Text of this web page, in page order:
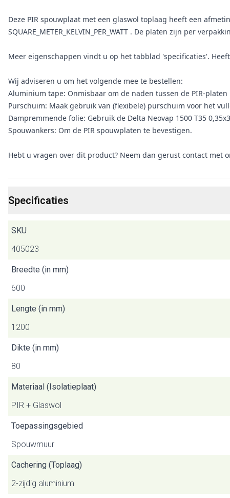
Deze PIR spouwplaat met een glaswol toplaag heeft een
SQUARE_METER_KELVIN_PER_WATT . De platen zijn per
Meer eigenschappen vindt u op het tabblad 'specificaties'.
Wij adviseren u om het volgende mee te bestellen:
Aluminium tape: Onmisbaar om de naden tussen de PIR-
Purschuim: Maak gebruik van (flexibele) purschuim voor het
Dampremmende folie: Gebruik de Delta Neovap 1500 T35
Spouwankers: Om de PIR spouwplaten te bevestigen.
Hebt u vragen over dit product? Neem dan gerust contact met
Specificaties
SKU
405023
Breedte (in mm)
600
Lengte (in mm)
1200
Dikte (in mm)
80
Materiaal (Isolatieplaat)
PIR + Glaswol
Toepassingsgebied
Spouwmuur
Cachering (Toplaag)
2-zijdig aluminium